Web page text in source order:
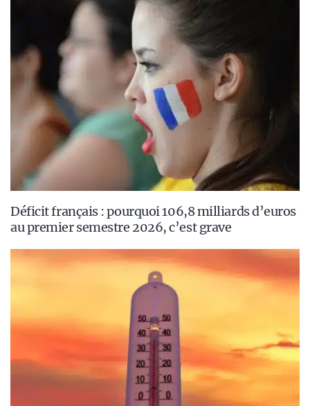
Déficit français : pourquoi 106,8 milliards d’euros
au premier semestre 2026, c’est grave